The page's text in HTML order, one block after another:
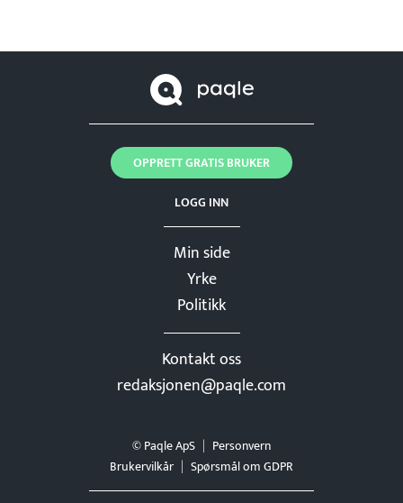
Min side
Yrke
Politikk
Kontakt oss
redaksjonen@paqle.com
LOGG INN
OPPRETT GRATIS BRUKER
© Paqle ApS
Personvern
Brukervilkår
Spørsmål om GDPR